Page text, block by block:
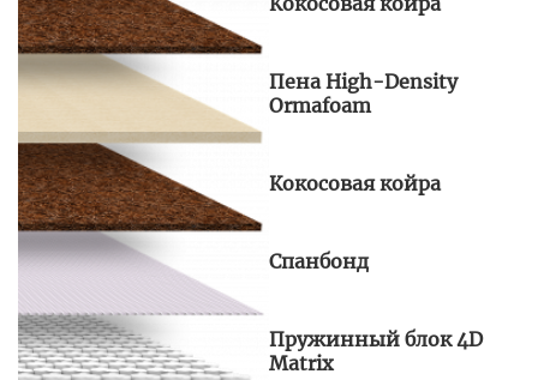
Пружинный блок 4D
Matrix
Спанбонд
Кокосовая койра
Пена High-Density
Ormafoam